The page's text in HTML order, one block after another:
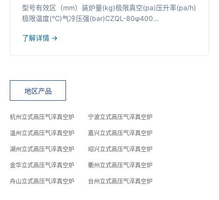
型号有效区（mm）装炉量(kg)极限真空(pa)压升率(pa/h)
极限温度(℃)气冷压强(bar)CZQL-80φ400...
了解详情 →
地区产品
杭州立式高压气淬真空炉 宁波立式高压气淬真空炉
温州立式高压气淬真空炉 嘉兴立式高压气淬真空炉
湖州立式高压气淬真空炉 绍兴立式高压气淬真空炉
金华立式高压气淬真空炉 衢州立式高压气淬真空炉
舟山立式高压气淬真空炉 台州立式高压气淬真空炉